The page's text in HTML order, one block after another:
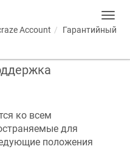
Account
Гарантийный
ко всем
для
положения